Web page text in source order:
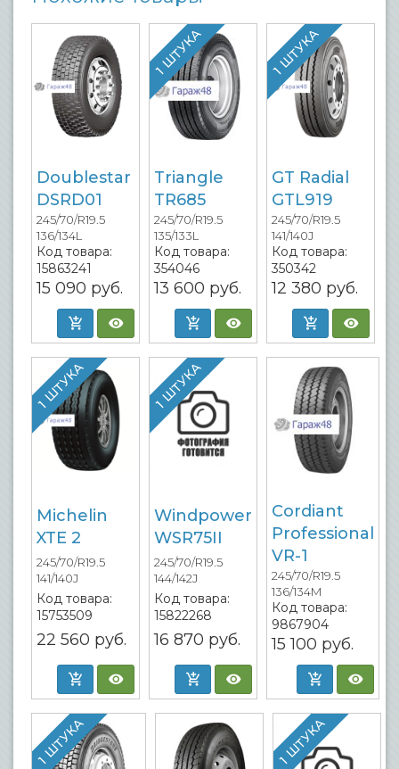
Doublestar
DSRD01
245/70/R19.5
136/134L
Код товара:
15863241
15 090 руб.
1 ШТУКА
Triangle
TR685
245/70/R19.5
135/133L
Код товара:
354046
13 600 руб.
1 ШТУКА
GT Radial
GTL919
245/70/R19.5
141/140J
Код товара:
350342
12 380 руб.
1 ШТУКА
Michelin
XTE 2
245/70/R19.5
141/140J
Код товара:
15753509
22 560 руб.
1 ШТУКА
Windpower
WSR75II
245/70/R19.5
144/142J
Код товара:
15822268
16 870 руб.
Cordiant
Professional
VR-1
245/70/R19.5
136/134M
Код товара:
9867904
15 100 руб.
1 ШТУКА 1 ШТУКА